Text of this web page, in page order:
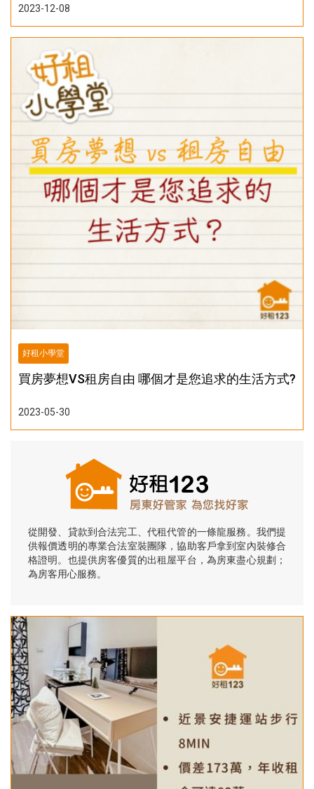
2023-12-08
好租小學堂
買房夢想VS租房自由 哪個才是您追求的生活方式?
2023-05-30
從開發、貸款到合法完工、代租代管的一條龍服務。我們提
供報價透明的專業合法室裝團隊，協助客戶拿到室內裝修合
格證明。也提供房客優質的出租屋平台，為房東盡心規劃；
為房客用心服務。